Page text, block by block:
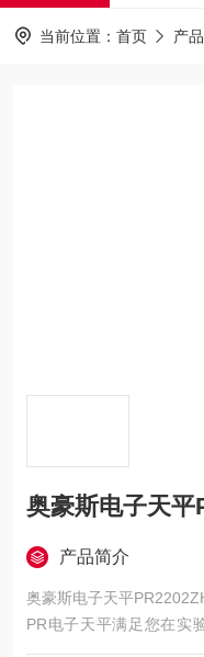
当前位置： 首页 产
奥豪斯电子天平
产品简介
奥豪斯电子天平
PR电子天平满足您在实
求，PR分析及精密天平